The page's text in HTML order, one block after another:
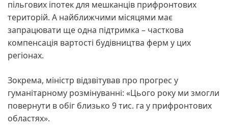
пільгових іпотек для мешканців прифронтових
територій. А найближчими місяцями має
запрацювати ще одна підтримка – часткова
компенсація вартості будівництва ферм у цих
регіонах.
Зокрема, міністр відзвітував про прогрес у
гуманітарному розмінуванні: «Цього року ми змогли
повернути в обіг близько 9 тис. га у прифронтових
областях».